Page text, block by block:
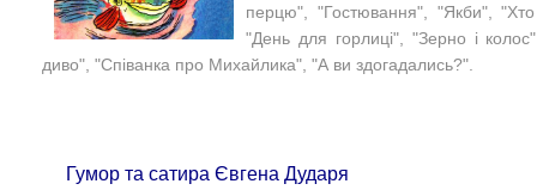
перцю", "Гостювання", "Якби",
"День для горлиці", "Зерно і
диво", "Співанка про Михайлика", "А ви здогадались?".
Гумор та сатира Євгена Дударя